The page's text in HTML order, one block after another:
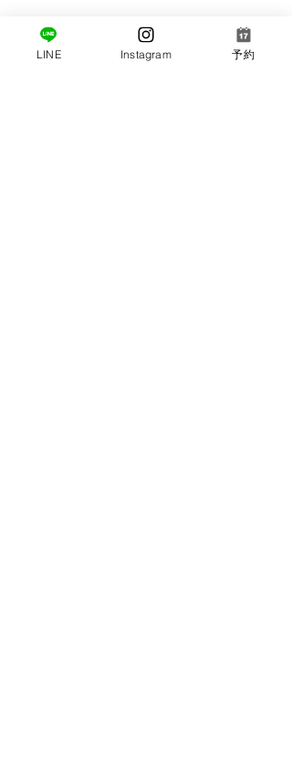
LINE Instagram 予約